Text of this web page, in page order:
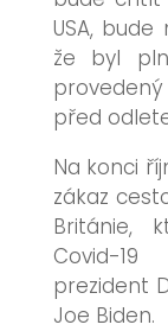
USA,
že byl
před
Na konci
zákaz
Británie,
Covid-
prezident
Joe Biden.